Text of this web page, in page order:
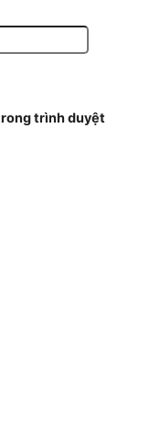
trình duyệt